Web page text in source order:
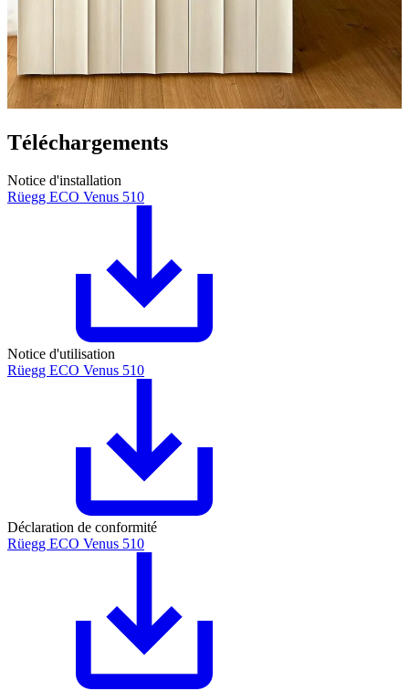
Téléchargements
Notice d'installation
Rüegg ECO Venus 510
Notice d'utilisation
Rüegg ECO Venus 510
Déclaration de conformité
Rüegg ECO Venus 510